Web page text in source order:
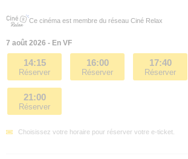
Ce cinéma est membre du réseau Ciné Relax
7 août 2026 - En VF
14:15
Réserver
16:00
Réserver
17:40
Réserver
21:00
Réserver
Choisissez votre horaire pour réserver votre e-ticket.